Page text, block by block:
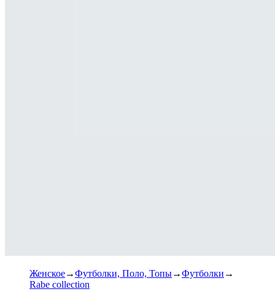
Женское Футболки, Поло, Топы
Футболки
Rabe collection